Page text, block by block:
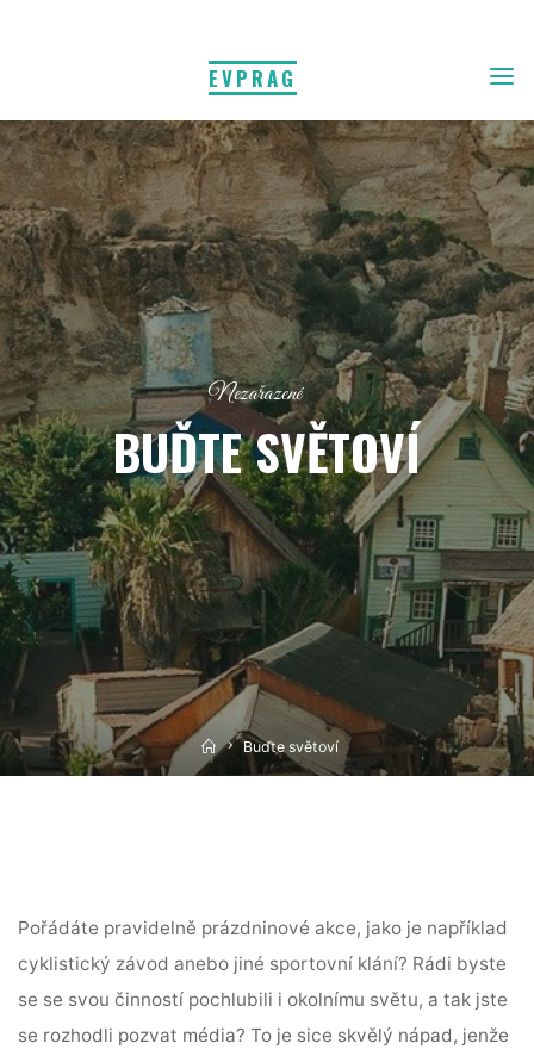
EVPRAG
Nezařazené
BUĎTE SVĚTOVÍ
HomeBuďte světoví
Pořádáte pravidelně prázdninové akce, jako je například
cyklistický závod anebo jiné sportovní klání? Rádi byste
se se svou činností pochlubili i okolnímu světu, a tak jste
se rozhodli pozvat média? To je sice skvělý nápad, jenže